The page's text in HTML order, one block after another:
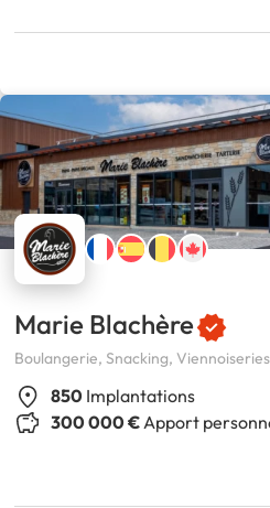
Marie Blachère
Boulangerie, Snacking,
850 Implantations
300 000 €Apport